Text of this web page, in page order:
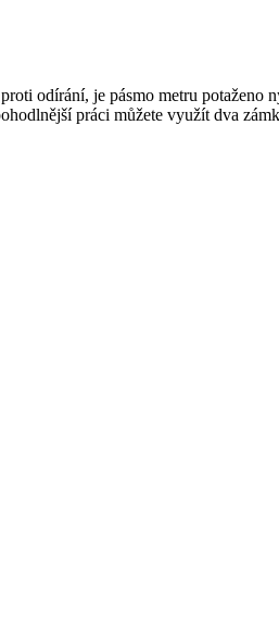
odírání, je pásmo metru
práci můžete využít dva